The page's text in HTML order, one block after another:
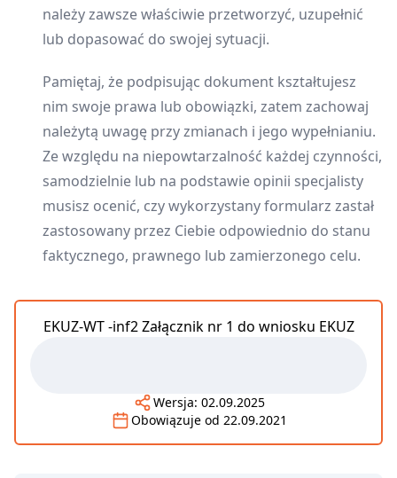
należy zawsze właściwie przetworzyć, uzupełnić
lub dopasować do swojej sytuacji.
Pamiętaj, że podpisując dokument kształtujesz
nim swoje prawa lub obowiązki, zatem zachowaj
należytą uwagę przy zmianach i jego wypełnianiu.
Ze względu na niepowtarzalność każdej czynności,
samodzielnie lub na podstawie opinii specjalisty
musisz ocenić, czy wykorzystany formularz zastał
zastosowany przez Ciebie odpowiednio do stanu
faktycznego, prawnego lub zamierzonego celu.
EKUZ-WT -inf2 Załącznik nr 1 do wniosku EKUZ
Wersja: 02.09.2025
Obowiązuje od 22.09.2021